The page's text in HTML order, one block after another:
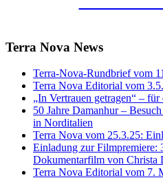
Terra Nova News
Terra-Nova-Rundbrief vom
Terra Nova Editorial vom
„In Vertrauen getragen“ –
50 Jahre Damanhur –
in Norditalien
Terra Nova vom 25.3.25:
Einladung zur Filmpremiere:
Dokumentarfilm von Christa
Terra Nova Editorial vom 7.